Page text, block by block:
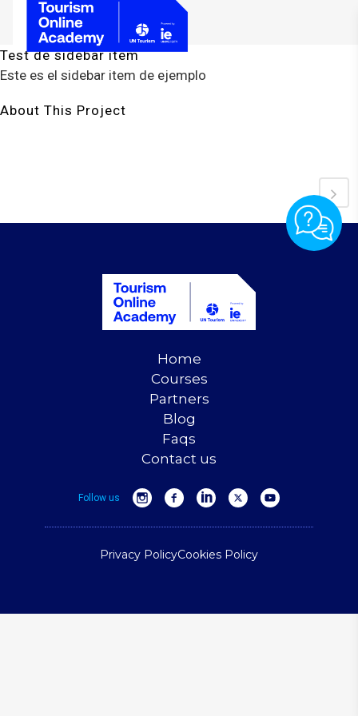
Test de sidebar item
Este es el sidebar item de ejemplo
About This Project
Home
Courses
Partners
Blog
Faqs
Contact us
Follow us
Privacy PolicyCookies Policy